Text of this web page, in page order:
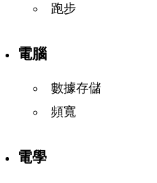
跑步
電腦
數據存儲
頻寬
電學